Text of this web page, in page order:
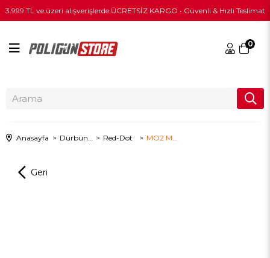
3.999 TL ve üzeri alışverişlerde ÜCRETSİZ KARGO • Güvenli & Hızlı Teslimat
0
Anasayfa Red-Dot